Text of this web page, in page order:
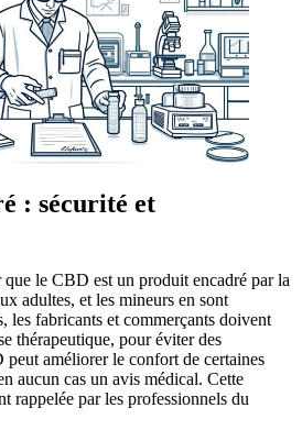
: sécurité et
le CBD est un produit encadré par la
adultes, et les mineurs en sont
les fabricants et commerçants doivent
thérapeutique, pour éviter des
améliorer le confort de certaines
aucun cas un avis médical. Cette
rappelée par les professionnels du